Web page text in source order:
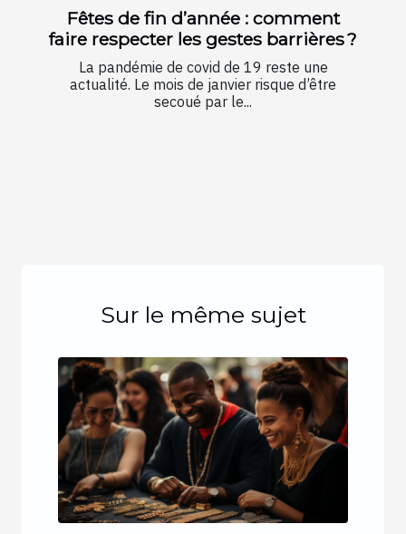
Fêtes de fin d’année : comment
faire respecter les gestes barrières ?
La pandémie de covid de 19 reste une
actualité. Le mois de janvier risque d’être
secoué par le...
Sur le même sujet